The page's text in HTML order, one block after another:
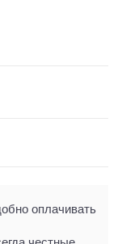
оплачивать